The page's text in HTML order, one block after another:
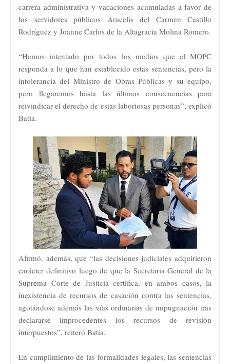
carrera administrativa y vacaciones acumuladas a favor de
los servidores públicos Aracelis del Carmen Castillo
Rodríguez y Joanne Carlos de la Altagracia Molina Romero.
“Hemos intentado por todos los medios que el MOPC
responda a lo que han establecido estas sentencias, pero la
intolerancia del Ministro de Obras Públicas y su equipo,
pero llegaremos hasta las últimas consecuencias para
reivindicar el derecho de estas laboriosas personas”, explicó
Batía.
Afirmó, además, que “las decisiones judiciales adquirieron
carácter definitivo luego de que la Secretaría General de la
Suprema Corte de Justicia certifica, en ambos casos, la
inexistencia de recursos de casación contra las sentencias,
agotándose además las vías ordinarias de impugnación tras
declararse improcedentes los recursos de revisión
interpuestos”, reiteró Batía.
En cumplimiento de las formalidades legales, las sentencias